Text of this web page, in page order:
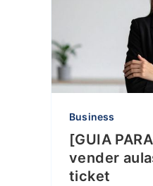
Business
[GUIA
vender
ticket